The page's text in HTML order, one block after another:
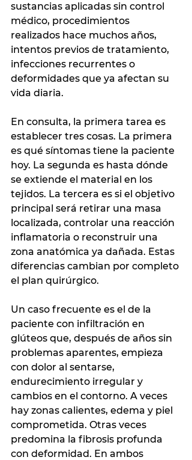
sustancias aplicadas sin control
médico, procedimientos
realizados hace muchos años,
intentos previos de tratamiento,
infecciones recurrentes o
deformidades que ya afectan su
vida diaria.
En consulta, la primera tarea es
establecer tres cosas. La primera
es qué síntomas tiene la paciente
hoy. La segunda es hasta dónde
se extiende el material en los
tejidos. La tercera es si el objetivo
principal será retirar una masa
localizada, controlar una reacción
inflamatoria o reconstruir una
zona anatómica ya dañada. Estas
diferencias cambian por completo
el plan quirúrgico.
Un caso frecuente es el de la
paciente con infiltración en
glúteos que, después de años sin
problemas aparentes, empieza
con dolor al sentarse,
endurecimiento irregular y
cambios en el contorno. A veces
hay zonas calientes, edema y piel
comprometida. Otras veces
predomina la fibrosis profunda
con deformidad. En ambos